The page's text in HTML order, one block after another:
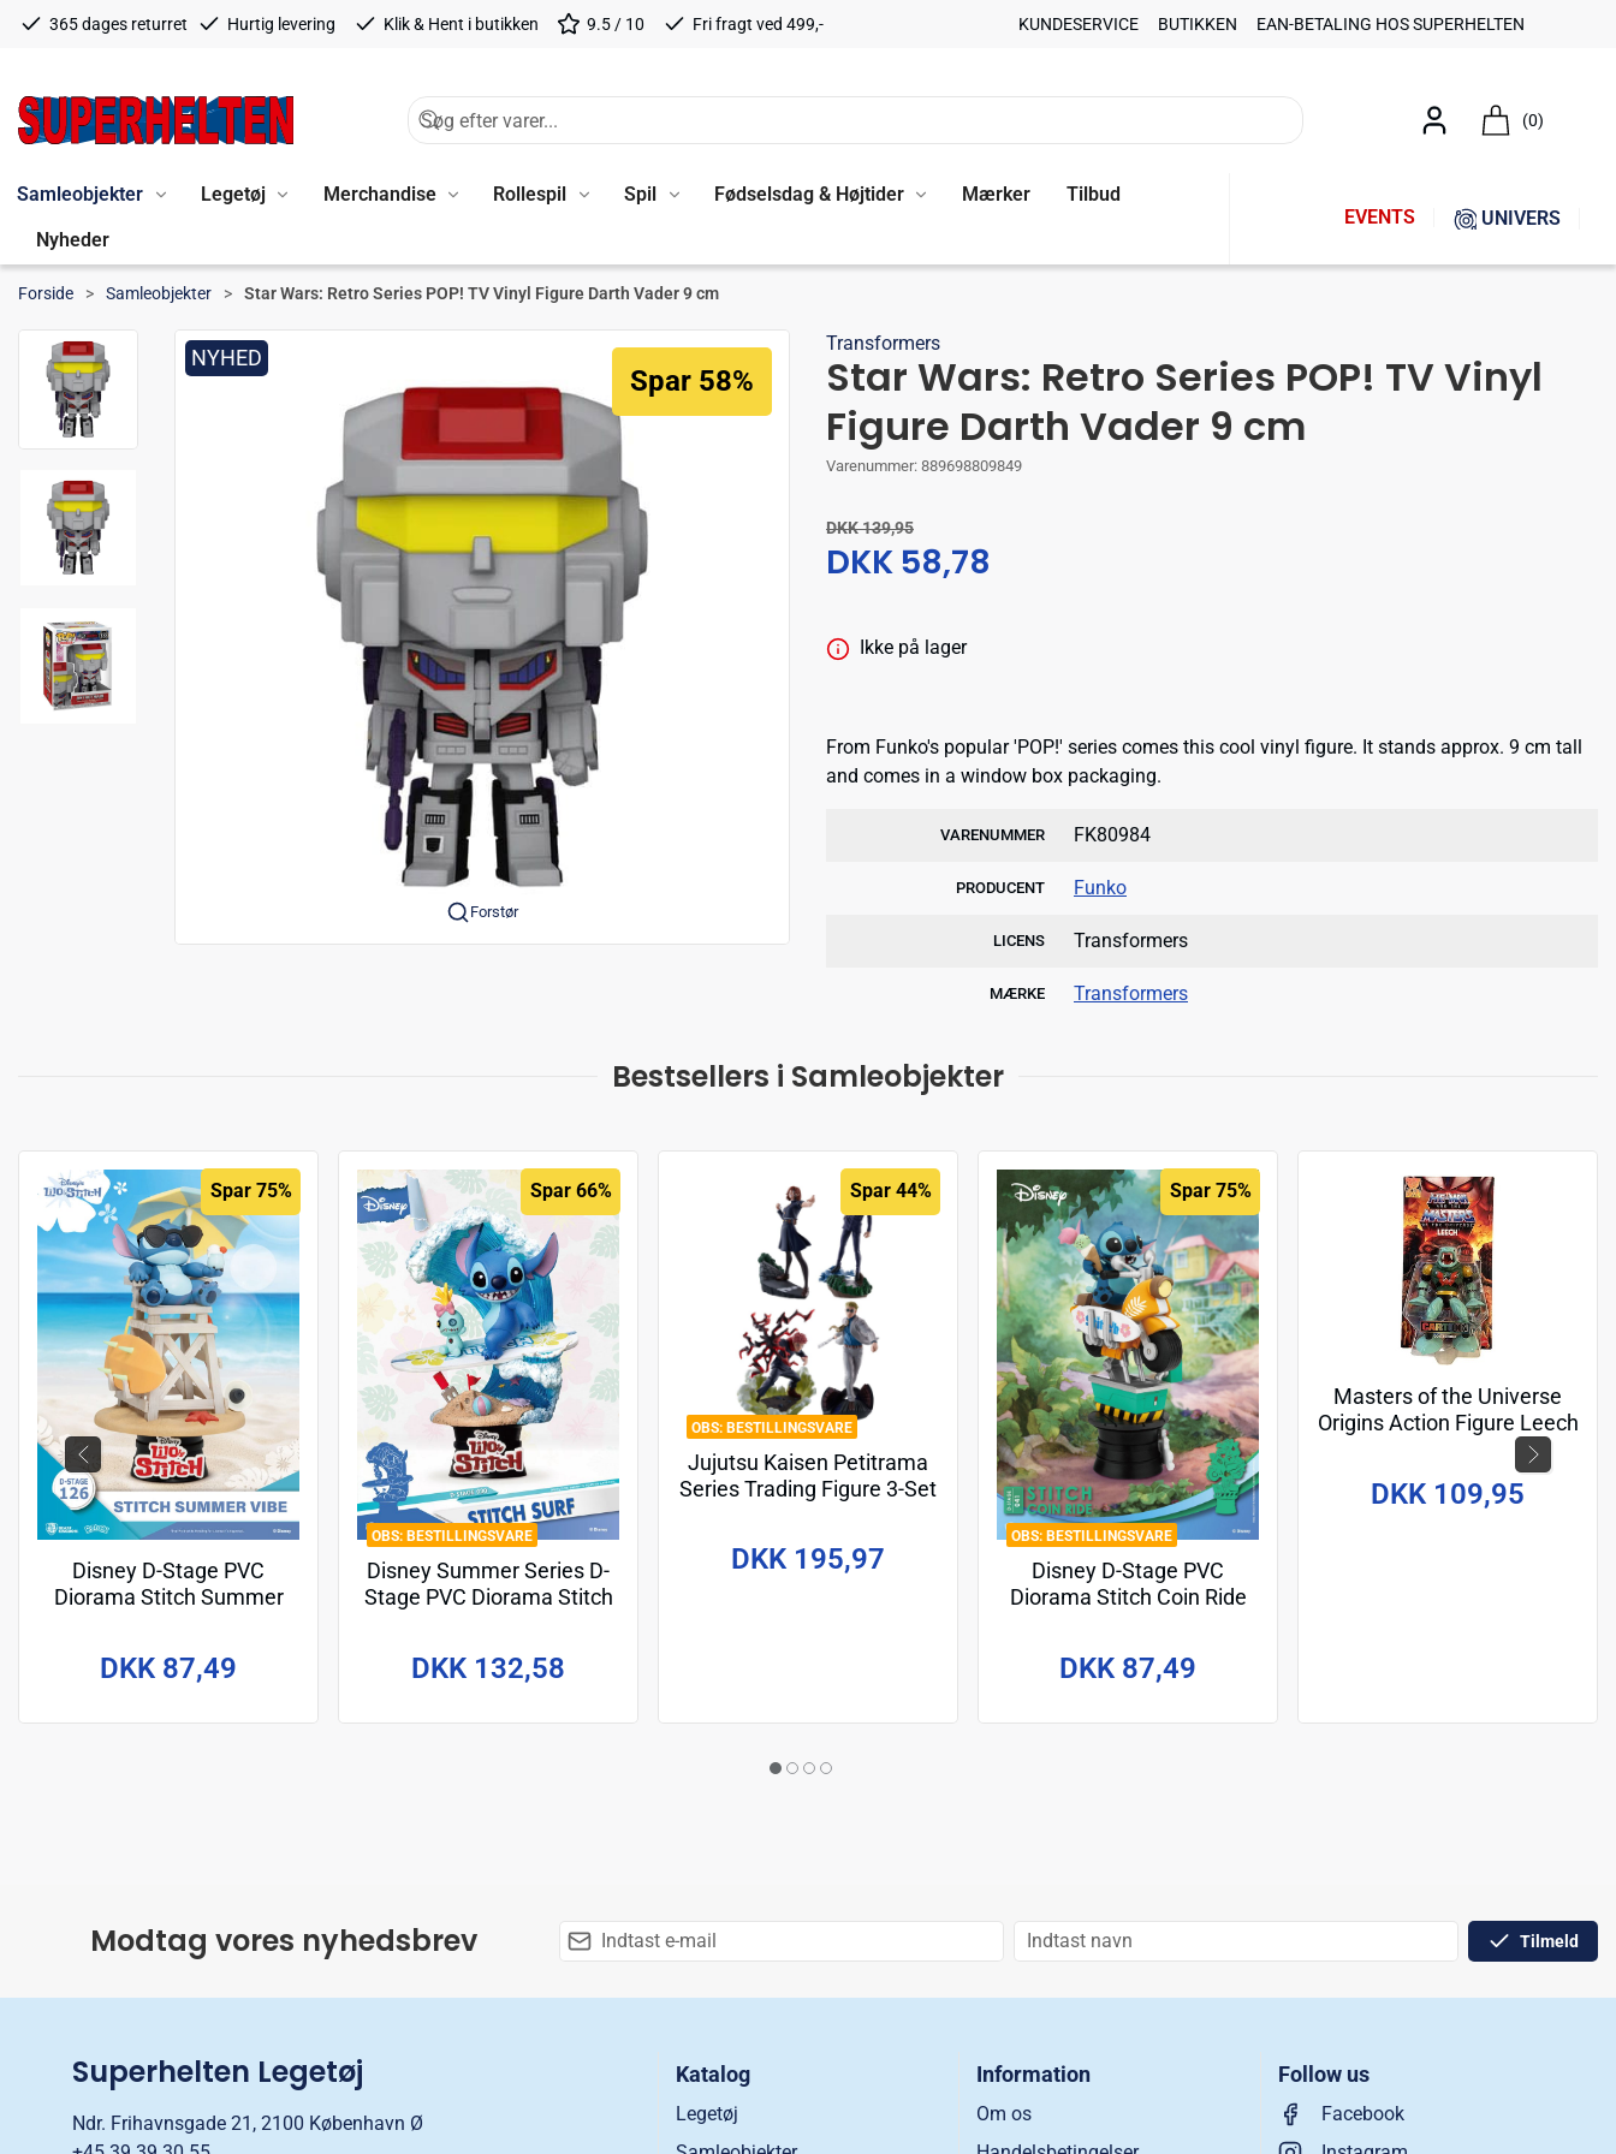
365 dages returret Hurtig levering Klik & Hent i butikken 9.5 / 10 Fri fragt ved 499,- KUNDESERVICE BUTIKKEN EAN-BETALING HOS SUPERHELTEN
(0)
Samleobjekter Legetøj Merchandise Rollespil Spil Fødselsdag & Højtider Mærker
Tilbud
Nyheder
EVENTS UNIVERS
Forside Samleobjekter Star Wars: Retro Series POP! TV Vinyl Figure Darth Vader 9 cm
NYHED
Forstør
Spar 58%
Transformers
Star Wars: Retro Series POP! TV Vinyl
Figure Darth Vader 9 cm
Varenummer: 889698809849
DKK 139,95
DKK 58,78
Ikke på lager
From Funko's popular 'POP!' series comes this cool vinyl figure. It stands approx. 9 cm tall
and comes in a window box packaging.
VARENUMMER FK80984
PRODUCENT Funko
LICENS Transformers
MÆRKE Transformers
Bestsellers i Samleobjekter
Spar 75%
Disney D-Stage PVC
Diorama Stitch Summer
DKK 87,49
BESTILLINGSVARE
Spar 66%
Disney Summer Series D-
Stage PVC Diorama Stitch
DKK 132,58
BESTILLINGSVARE
Spar 44%
Jujutsu Kaisen Petitrama
Series Trading Figure 3-Set
DKK 195,97
BESTILLINGSVARE
Spar 75%
Disney D-Stage PVC
Diorama Stitch Coin Ride
DKK 87,49
Masters of the Universe
Origins Action Figure Leech
(Cartoon Collection) 14 cm
DKK 109,95
Modtag vores nyhedsbrev Tilmeld
Superhelten Legetøj
Ndr. Frihavnsgade 21, 2100 København Ø
Katalog
Legetøj
Information
Om os
Follow us
Facebook